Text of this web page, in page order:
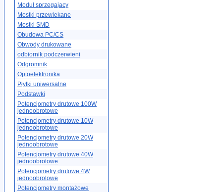
Moduł sprzegajacy
Mostki przewlekane
Mostki SMD
Obudowa PC/CS
Obwody drukowane
odbiornik podczerwieni
Odgromnik
Optoelektronika
Płytki uniwersalne
Podstawki
Potencjometry drutowe 100W
jednoobrotowe
Potencjometry drutowe 10W
jednoobrotowe
Potencjometry drutowe 20W
jednoobrotowe
Potencjometry drutowe 40W
jednoobrotowe
Potencjometry drutowe 4W
jednoobrotowe
Potencjometry montażowe